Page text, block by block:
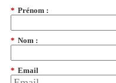
* Prénom :
* Nom :
* Email